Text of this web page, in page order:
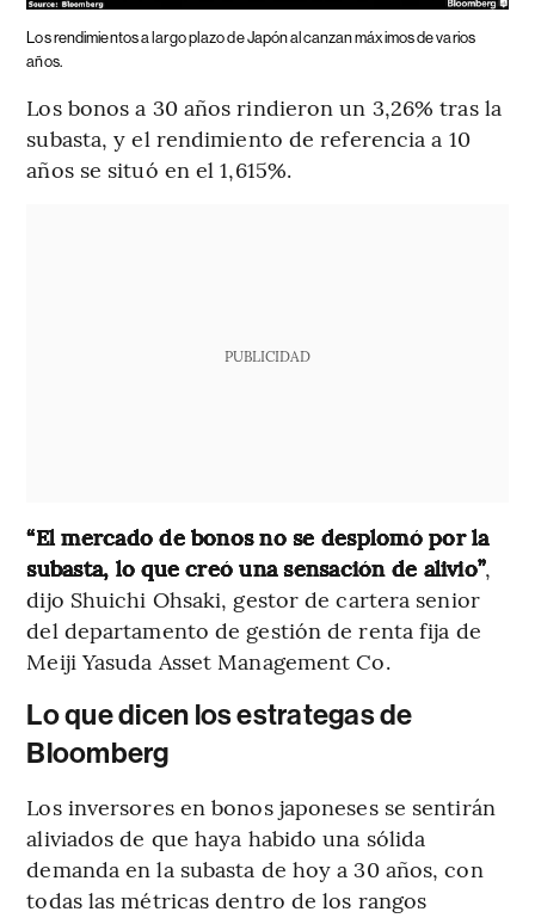
Los rendimientos a largo plazo de Japón alcanzan máximos de varios
años.
Los bonos a 30 años rindieron un 3,26% tras la
subasta, y el rendimiento de referencia a 10
años se situó en el 1,615%.
PUBLICIDAD
“El mercado de bonos no se desplomó por la
subasta, lo que creó una sensación de alivio”,
dijo Shuichi Ohsaki, gestor de cartera senior
del departamento de gestión de renta fija de
Meiji Yasuda Asset Management Co.
Lo que dicen los estrategas de
Bloomberg
Los inversores en bonos japoneses se sentirán
aliviados de que haya habido una sólida
demanda en la subasta de hoy a 30 años, con
todas las métricas dentro de los rangos